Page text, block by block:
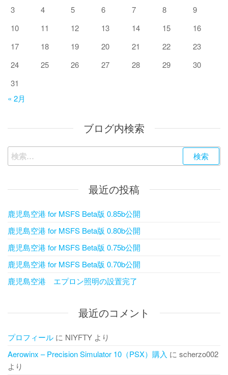
3
4 5 6 7 8
9
10
11 12 13 14 15
16
17
18 19 20 21 22
23
24
25 26 27 28 29
30
31
« 2月
ブログ内検索
検
索:
最近の投稿
鹿児島空港 for MSFS Beta版 0.85b公開
鹿児島空港 for MSFS Beta版 0.80b公開
鹿児島空港 for MSFS Beta版 0.75b公開
鹿児島空港 for MSFS Beta版 0.70b公開
鹿児島空港 エプロン照明の設置完了
最近のコメント
プロフィール に NIYFTY より
Aerowinx – Precision Simulator 10（PSX）購入 に scherzo002
より